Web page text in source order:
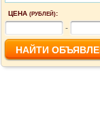
ЦЕНА (РУБЛЕЙ):
-